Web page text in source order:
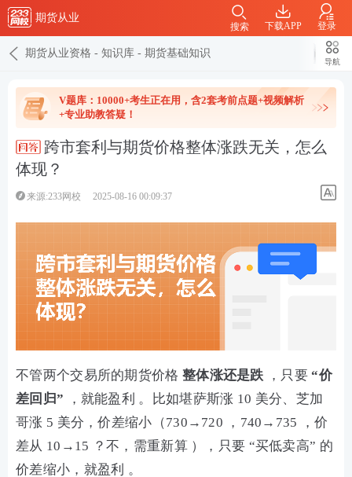
期货从业
下载APP 登录
搜索
期货从业资格 - 知识库 - 期货基础知识
导航
V题库：10000+考生正在用，含2套考前点题+视频解析
+专业助教答疑！
跨市套利与期货价格整体涨跌无关，怎么
体现？
来源:233网校 2025-08-16 00:09:37
不管两个交易所的期货价格 整体涨还是跌 ，只要“价
差回归” ，就能盈利 。比如堪萨斯涨 10 美分、芝加
哥涨 5 美分，价差缩小（730→720 ，740→735 ，价
差从 10→15 ？不，需重新算 ），只要 “买低卖高” 的
价差缩小，就盈利 。